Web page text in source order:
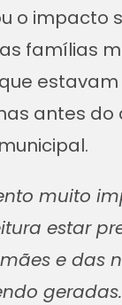
o impacto
famílias
estavam
antes do
muito
estar
e das